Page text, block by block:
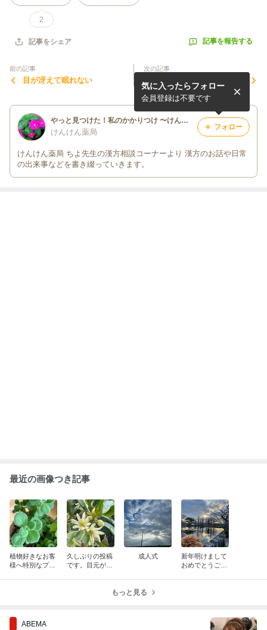
2
記事をシェア 記事を報告する
前の記事
目が冴えて眠れない
次の記事
食欲がないというより、、、
やっと見つけた！私のかかりつけ 〜けんけん薬局〜
けんけん薬局
けんけん薬局 ちよ先生の漢方相談コーナーより 漢方のお話や日常
の出来事などを書き綴っていきます。
気に入ったらフォロー
会員登録は不要です
フォロー
最近の画像つき記事
植物好きなお客
様へ特別なプレ
久しぶりの投稿
です。目元が重
成人式
新年明けまして
おめでとうござ
もっと見る
ABEMA